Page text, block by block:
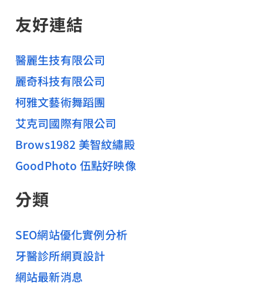
友好連結
醫麗生技有限公司
麗奇科技有限公司
柯雅文藝術舞蹈團
艾克司國際有限公司
Brows1982 美智紋繡殿
GoodPhoto 伍點好映像
分類
SEO網站優化實例分析
牙醫診所網頁設計
網站最新消息